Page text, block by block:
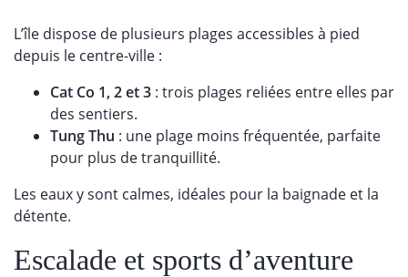
L’île dispose de plusieurs plages accessibles à pied
depuis le centre-ville :
Cat Co 1, 2 et 3 : trois plages reliées entre elles par
des sentiers.
Tung Thu : une plage moins fréquentée, parfaite
pour plus de tranquillité.
Les eaux y sont calmes, idéales pour la baignade et la
détente.
Escalade et sports d’aventure